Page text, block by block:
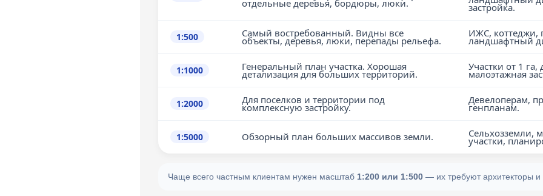
отдельные деревья, бордюры, люки. застройка.
1:500 Самый востребованный. Видны все
объекты, деревья, люки, перепады рельефа.
ИЖС, коттеджи,
ландшафтный
1:1000 Генеральный план участка. Хорошая
детализация для больших территорий.
Участки от 1
малоэтажная
1:2000 Для поселков и территории под
комплексную застройку.
Девелоперам,
генпланам.
1:5000 Обзорный план больших массивов земли. Сельхозземли,
участки,
Чаще всего частным клиентам нужен масштаб 1:200 или 1:500— их требуют архитекторы и